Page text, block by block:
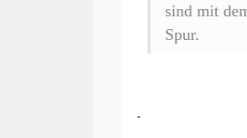
sind mit
Spur.
.